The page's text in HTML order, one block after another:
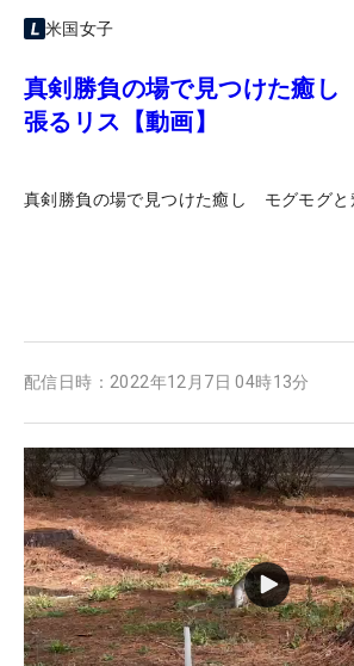
米国女子
真剣勝負の場で見つけた癒
張るリス【動画】
真剣勝負の場で見つけた癒し モグモグと
配信日時： 2022年12月7日 04時13分